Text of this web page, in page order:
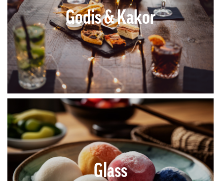
Godis & Kakor
Glass